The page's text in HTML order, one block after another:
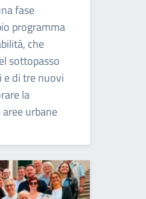
fase
programma
che
sottopasso
e di tre nuovi
la
urbane